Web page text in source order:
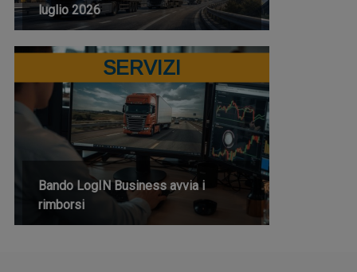
luglio 2026
SERVIZI
Bando LogIN Business avvia i
rimborsi